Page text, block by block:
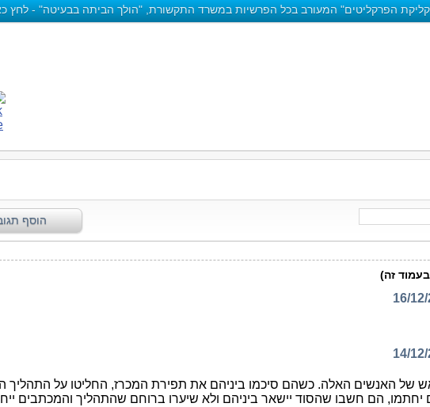
הפרקליטים" המעורב בכל הפרשיות במשרד התקשורת, "הולך הביתה בבעיטה" - לחץ